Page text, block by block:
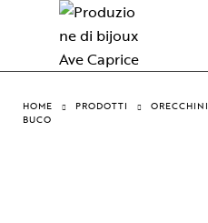
HOME PRODOTTI ORECCHINI
BUCO